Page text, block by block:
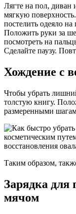
Лягте на пол, диван
мягкую
постелить одеяло
Положить руки за
посмотреть на
Сделайте паузу.
Хождение с
Чтобы убрать
толстую книгу.
размеренными
Таким образом,
Зарядка для
мячом